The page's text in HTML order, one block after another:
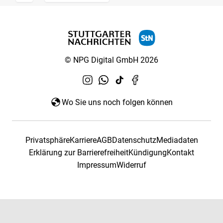
© NPG Digital GmbH 2026
Wo Sie uns noch folgen können
PrivatsphäreKarriereAGBDatenschutzMediadaten
Erklärung zur BarrierefreiheitKündigungKontakt
ImpressumWiderruf